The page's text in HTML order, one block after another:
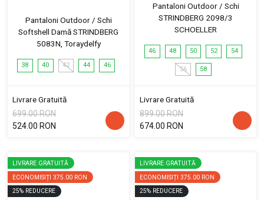
Pantaloni Outdoor / Schi
Softshell Damă STRINDBERG
5083N, Toraydelfy
38 40 42 44 46
Livrare Gratuită
699.00 RON
524.00 RON
Pantaloni Outdoor / Schi
STRINDBERG 2098/3
SCHOELLER
46 48 50 52 54
56 58
Livrare Gratuită
899.00 RON
674.00 RON
LIVRARE GRATUITĂ
ECONOMISIȚI 375.00 RON
25% REDUCERE
LIVRARE GRATUITĂ
ECONOMISIȚI 375.00 RON
25% REDUCERE